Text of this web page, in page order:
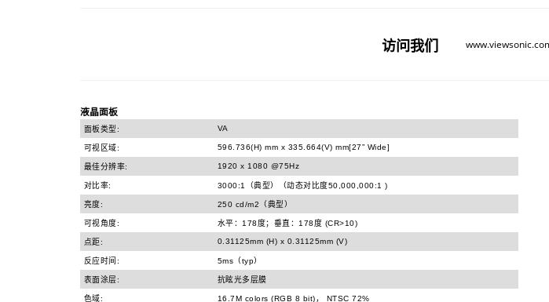
访问我们
液晶面板
面板类型: VA
可视区域: 596.736(H) mm x 335.664(V) mm[27” Wide]
最佳分辨率: 1920 x 1080 @75Hz
对比率: 3000:1（典型）（动态对比度50,000,000:1 )
亮度: 250 cd/m2（典型）
可视角度: 水平：178度；垂直：178度 (CR>10)
点距: 0.31125mm (H) x 0.31125mm (V)
反应时间: 5ms（typ）
表面涂层: 抗眩光多层膜
色域: 16.7M colors (RGB 8 bit)， NTSC 72%